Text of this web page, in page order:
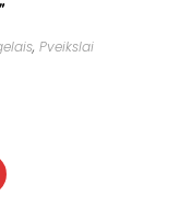
, Pveikslai